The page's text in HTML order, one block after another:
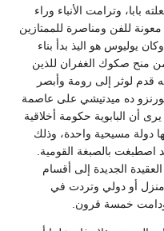
بابا، وترامت الأنباء وراء
للفن ومناصرة للممتازين
يوليوس هو اليذ بدأ بناء
منح صكوك الغفران للذين
قدم لوثر إلى رومة وأبصر
ده ميدتيشي على عاصمة
أن البابوية حكومة أخلاقية
دولة مسيحية واحدة، وذلك
اصطبغت بالصبغة القومية.
الجديدة إلى أقسام
منزل أو دولي وتردت في
خمسة قرون.